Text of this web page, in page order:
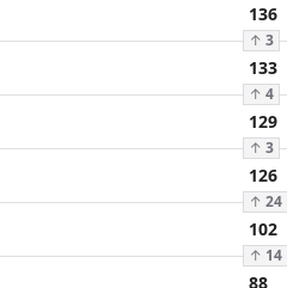
136
↑ 3
133
↑ 4
129
↑ 3
126
↑ 24
102
↑ 14
88